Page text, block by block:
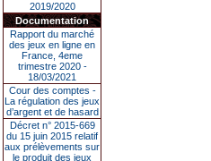
2019/2020
Documentation
Rapport du marché
des jeux en ligne en
France, 4eme
trimestre 2020 -
18/03/2021
Cour des comptes -
La régulation des jeux
d’argent et de hasard
Décret n° 2015-669
du 15 juin 2015 relatif
aux prélèvements sur
le produit des jeux